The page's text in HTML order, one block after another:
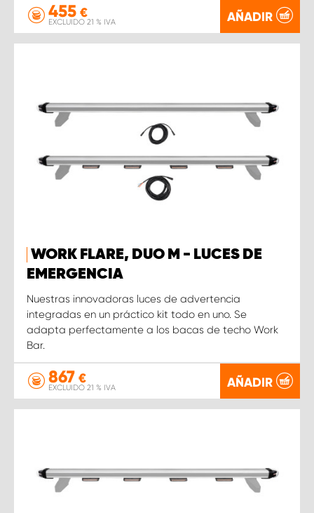
455 €
EXCLUIDO 21 % IVA AÑADIR
WORK FLARE, DUO M - LUCES DE
EMERGENCIA
Nuestras innovadoras luces de advertencia
integradas en un práctico kit todo en uno. Se
adapta perfectamente a los bacas de techo Work
Bar.
867 €
EXCLUIDO 21 % IVA AÑADIR